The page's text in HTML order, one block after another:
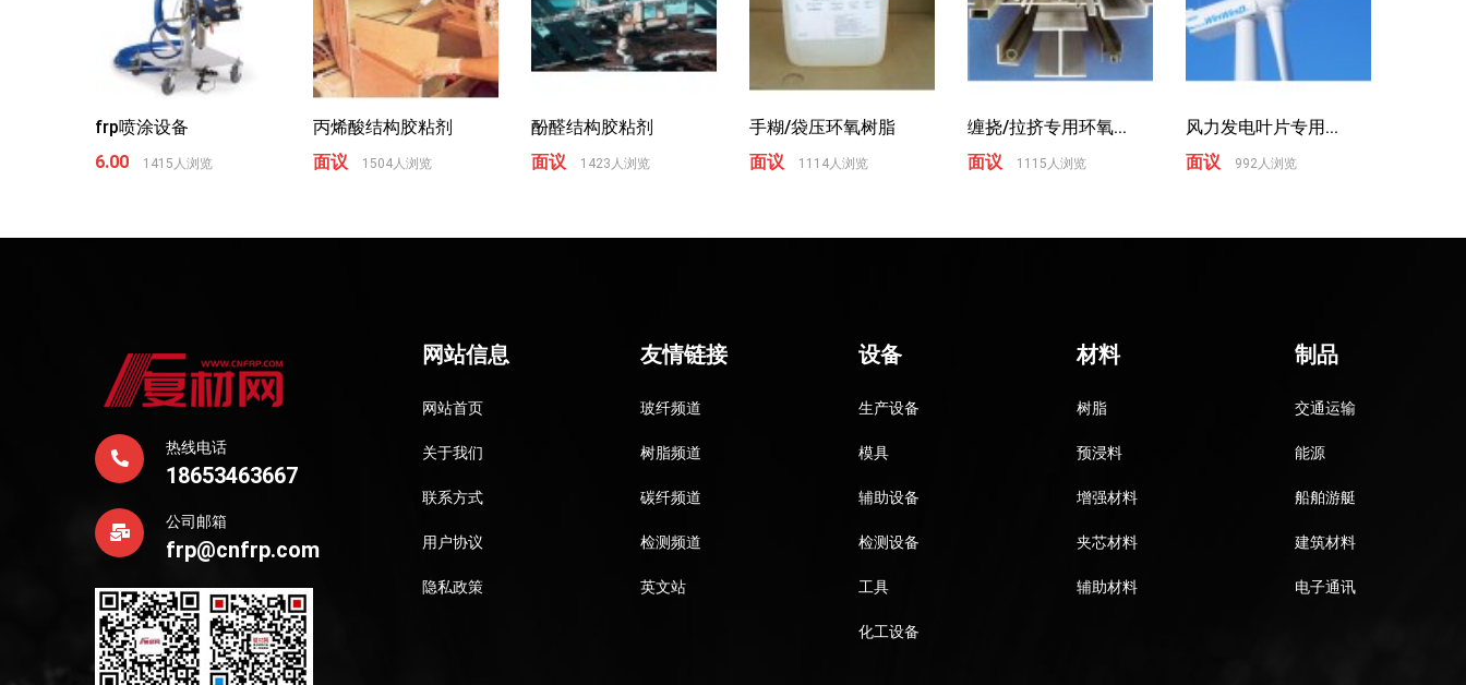
frp喷涂设备
6.00
1415人浏览
丙烯酸结构胶粘剂
面议
1504人浏览
酚醛结构胶粘剂
面议
1423人浏览
手糊/袋压环氧树脂
面议
1114人浏览
缠挠/拉挤专用环氧...
面议
1115人浏览
风力发电叶片专用...
面议
992人浏览
热线电话
18653463667
公司邮箱
frp@cnfrp.com
网站信息
网站首页
关于我们
联系方式
用户协议
隐私政策
友情链接
玻纤频道
树脂频道
碳纤频道
检测频道
英文站
设备
生产设备
模具
辅助设备
检测设备
工具
化工设备
材料
树脂
预浸料
增强材料
夹芯材料
辅助材料
制品
交通运输
能源
船舶游艇
建筑材料
电子通讯